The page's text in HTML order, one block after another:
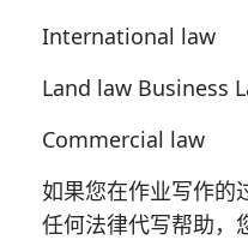
International law
Land law Business
Commercial law
如果您在作业写作的
任何法律代写帮助，